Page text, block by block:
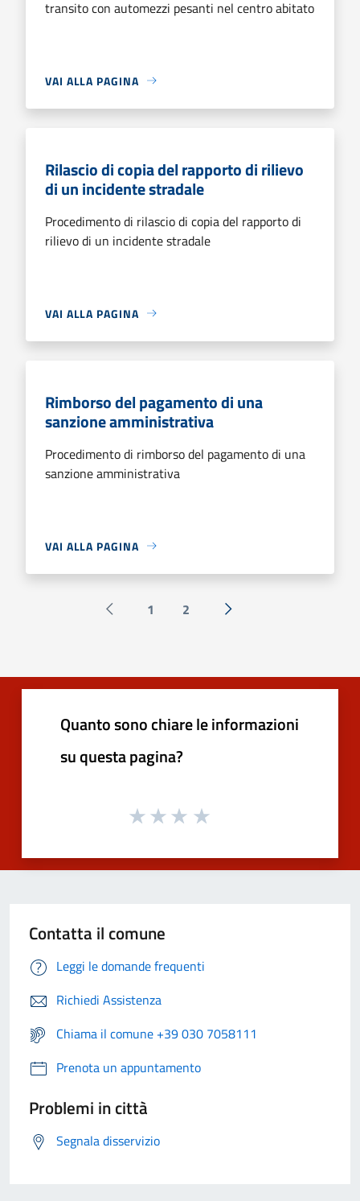
transito con automezzi pesanti nel centro abitato
VAI ALLA PAGINA
Rilascio di copia del rapporto di rilievo
di un incidente stradale
Procedimento di rilascio di copia del rapporto di
rilievo di un incidente stradale
VAI ALLA PAGINA
Rimborso del pagamento di una
sanzione amministrativa
Procedimento di rimborso del pagamento di una
sanzione amministrativa
VAI ALLA PAGINA
Pagina precedente
1 2 Successiva »
Quanto sono chiare le informazioni
su questa pagina?
Contatta il comune
Leggi le domande frequenti
Richiedi Assistenza
Chiama il comune +39 030 7058111
Prenota un appuntamento
Problemi in città
Segnala disservizio